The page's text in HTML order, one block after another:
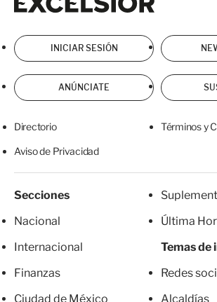
INICIAR SESIÓN
ANÚNCIATE
Directorio Términos y
Aviso de Privacidad
Secciones
Nacional
Internacional
Finanzas
Ciudad de México
Última
Temas de
Redes
Alcaldías